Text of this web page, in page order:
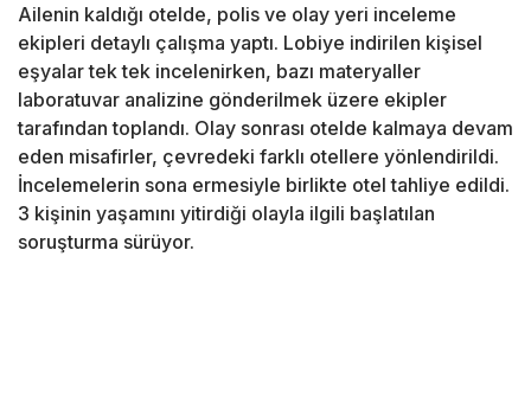
Ailenin kaldığı otelde, polis ve olay yeri inceleme
ekipleri detaylı çalışma yaptı. Lobiye indirilen kişisel
eşyalar tek tek incelenirken, bazı materyaller
laboratuvar analizine gönderilmek üzere ekipler
tarafından toplandı. Olay sonrası otelde kalmaya devam
eden misafirler, çevredeki farklı otellere yönlendirildi.
İncelemelerin sona ermesiyle birlikte otel tahliye edildi.
3 kişinin yaşamını yitirdiği olayla ilgili başlatılan
soruşturma sürüyor.